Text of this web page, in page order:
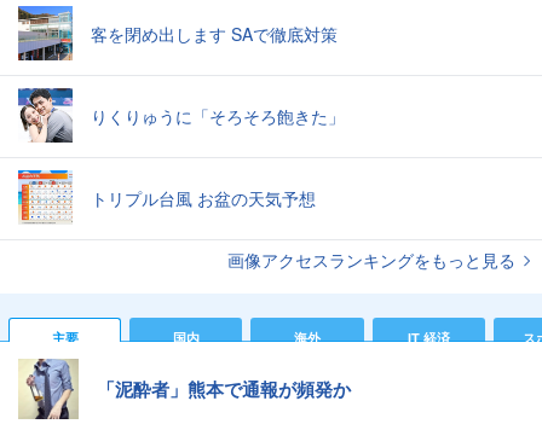
客を閉め出します SAで徹底対策
りくりゅうに「そろそろ飽きた」
トリプル台風 お盆の天気予想
画像アクセスランキングをもっと見る
主要 国内 海外 IT 経済 ス
「泥酔者」熊本で通報が頻発か